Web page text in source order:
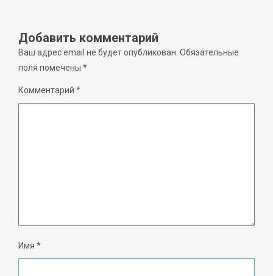
Добавить комментарий
Ваш адрес email не будет опубликован. Обязательные
поля помечены *
Комментарий *
Имя *